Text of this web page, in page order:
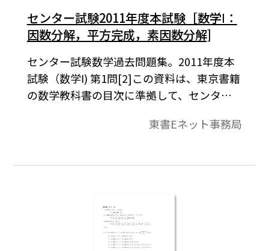
センター試験2011年度本試験［数学Ⅰ：
因数分解，平方完成，素因数分解]
センター試験数学過去問題集。2011年度本
試験（数学Ⅰ) 第1問[2]この資料は、東京書籍
の数学教科書の目次に準拠して、センター
と解答で構成されています。東書Eネット事務局